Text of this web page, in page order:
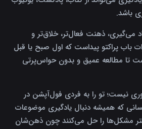
باشد.
می‌گیری، ذهنت فعال‌تر، خلاق‌تر و
باب پراکتو پیداست که اول صبح یا قبل
تا مطالعه عمیق و بدون حواس‌پرتی
نیست؛ تو را به فردی فول‌آپشن در
که همیشه دنبال یادگیری موضوعات
مشکل‌ها را حل می‌کنند چون ذهن‌شان